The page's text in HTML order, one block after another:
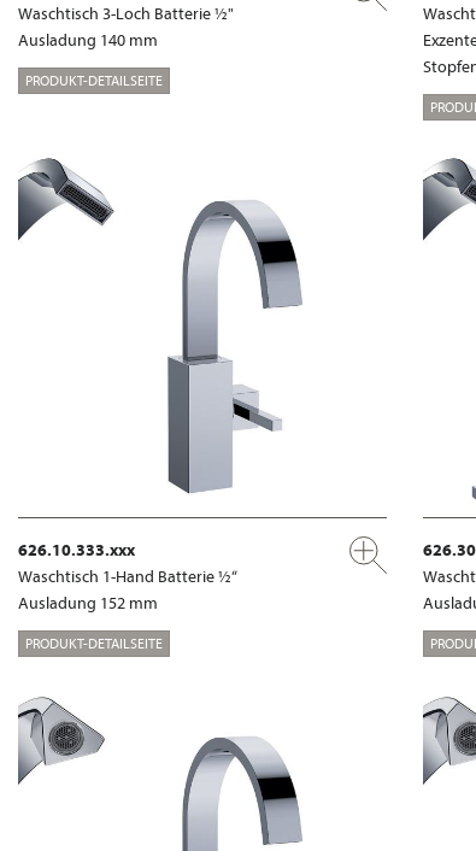
Waschtisch 3-Loch Batterie ½"
Ausladung 140 mm
PRODUKT-DETAILSEITE
626.10.333.xxx
Waschtisch 1-Hand Batterie ½“
Ausladung 152 mm
PRODUKT-DETAILSEITE